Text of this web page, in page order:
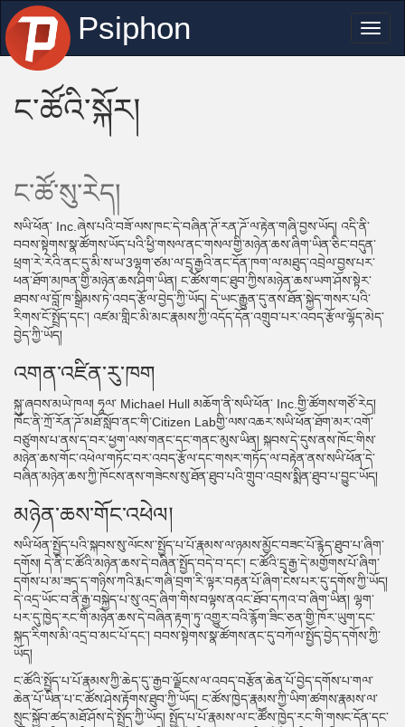
Psiphon
ང་ཚོའི་སྐོར།
ང་ཚོ་སུ་རེད།
སཡི་ཕོན་ Inc.ཞེས་པའི་བཟོ་ལས་ཁང་དེ་བཞིན་ཊོ་རན་ཌོ་ལ་རྟེན་གཞི་བྱས་ཡོད། འདི་ནི་
བབས་སྟེགས་སྣ་ཚོགས་ཡོད་པའི་ཕྱི་གསལ་ནང་གསལ་གྱི་མཉེན་ཆས་ཞིག་ཡིན་ཅིང་བདུན་
ཕྲག་རེ་རེའི་ནང་དུ་མི་ས་ཡ་3ལྷག་ཙམ་ལ་དྲྭ་རྒྱའི་ནང་དོན་ཁག་ལ་མཐུད་འབྲེལ་བྱས་པར་
ཕན་ཐོག་མཁན་གྱི་མཉེན་ཆས་ཤིག་ཡིན། ང་ཚོས་གང་ཐུབ་ཀྱིས་མཉེན་ཆས་ཡག་ཤོས་སྟེར་
ཐབས་ལ་བློ་ཁ་སྒྲིམས་ཏེ་འབད་རྩོལ་བྱེད་ཀྱི་ཡོད། དེ་ཡང་རྒྱུན་དུ་ནས་ཐོན་སྐྱེད་གསར་པའི་
རིགས་ངོ་སྤྲོད་དང་། འཛམ་གླིང་མི་མང་རྣམས་ཀྱི་འདོད་དོན་འགྲུབ་པར་འབད་རྩོལ་ལྷོད་མེད་
བྱེད་ཀྱི་ཡོད།
འགན་འཛིན་རུ་ཁག
སྐུ་ཞབས་མཡེ་ཁལ། ཧཱལ་ Michael Hull མཆོག་ནི་སཡི་ཕོན་ Inc.གྱི་ཚོགས་གཙོ་རེད།
ཁོང་ནི་ཀྲོ་རོན་ཌོ་མཐོ་སློབ་ནང་གི་Citizen Labགྱི་ལས་འཆར་སཡི་ཕོན་ཐོག་མར་འགོ་
བཙུགས་པ་ནས་ད་བར་ཕྱག་ལས་གནང་དང་གནང་མུས་ཡིན། སྐབས་དེ་དུས་ནས་ཁོང་གིས་
མཉེན་ཆས་གོང་འཕེལ་གཏོང་བར་འབད་རྩོལ་དང་གསར་གཏོད་ལ་བརྟེན་ནས་སཡི་ཕོན་དེ་
བཞིན་མཉེན་ཆས་ཀྱི་ཁོངས་ནས་གཟེངས་སུ་ཐོན་ཐུབ་པའི་གྲུབ་འབྲས་སྨིན་ཐུབ་པ་བྱུང་ཡོད།
མཉེན་ཆས་གོང་འཕེལ།
སཡི་ཕོན་སྤྱོད་པའི་སྐབས་སུ་ལོངས་་སྤྱོད་པ་པོ་རྣམས་ལ་ཉམས་མྱོང་བཟང་པོ་རྙེད་ཐུབ་པ་ཞིག་
དགོས། དེ་ནི་ང་ཚོའི་མཉེན་ཆས་དེ་བཞིན་སྤྱོད་བདེ་བ་དང་། ང་ཚོའི་དྲྭ་རྒྱ་དེ་མགྱོགས་པོ་ཞིག་
དགོས་པ་མ་ཟད་ད་གཉིས་ཀའི་རྨང་གཞི་བྲག་རི་ལྟར་བརྟན་པོ་ཞིག་ངེས་པར་དུ་དགོས་ཀྱི་ཡོད།
དེ་འདྲ་ཡོང་བ་ནི་རྒྱ་བསྐྱེད་པ་སུ་འདྲ་ཞིག་གིས་བལྟས་ནའང་ཐོབ་དཀའ་བ་ཞིག་ཡིན། ལྷག་
པར་དུ་ཁྱེད་རང་གི་མཉེན་ཆས་དེ་བཞིན་རྟག་ཏུ་འགྱུར་བའི་རྙོག་ཟིང་ཅན་གྱི་ཁོར་ཡུག་དང་
སྐད་རིགས་མི་འདྲ་བ་མང་པོ་དང་། བབས་སྟེགས་སྣ་ཚོགས་ནང་དུ་བཀོལ་སྤྱོད་བྱེད་དགོས་ཀྱི་
ཡོད།
ང་ཚོའི་སྤྱོད་པ་པོ་རྣམས་ཀྱི་ཆེད་དུ་་རྒྱབ་ལྗོངས་ལ་འབད་བརྩོན་ཆེན་པོ་བྱེད་དགོས་པ་གལ་
ཆེན་པོ་ཡིན་པ་ང་ཚོས་ཤེས་རྟོགས་ཐུབ་ཀྱི་ཡོད། ང་ཚོས་ཁྱེད་རྣམས་ཀྱི་ཡིག་ཚགས་རྣམས་ལ་
སྲུང་སྐྱོབ་ཚད་མཐོ་ཤོས་དེ་སྤྲོད་ཀྱི་ཡོད། སྤྱོད་པ་པོ་རྣམས་ལ་ང་ཚཽས་ཁྱེད་རང་གི་གསང་དོན་དང་